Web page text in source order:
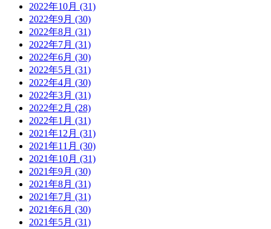
2022年10月 (31)
2022年9月 (30)
2022年8月 (31)
2022年7月 (31)
2022年6月 (30)
2022年5月 (31)
2022年4月 (30)
2022年3月 (31)
2022年2月 (28)
2022年1月 (31)
2021年12月 (31)
2021年11月 (30)
2021年10月 (31)
2021年9月 (30)
2021年8月 (31)
2021年7月 (31)
2021年6月 (30)
2021年5月 (31)